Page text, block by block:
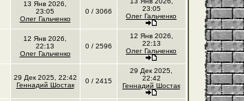
13 Янв 2026,
23:05
Олег Гальченко
0 / 3066
23:05
Олег Гальченко
12 Янв 2026,
22:13
Олег Гальченко
0 / 2596
12 Янв 2026,
22:13
Олег Гальченко
29 Дек 2025, 22:42
Геннадий Шостак
0 / 2415
29 Дек 2025,
22:42
Геннадий Шостак